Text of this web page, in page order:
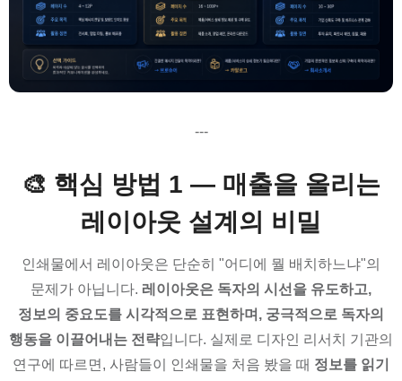
---
🎨 핵심 방법 1 — 매출을 올리는
레이아웃 설계의 비밀
인쇄물에서 레이아웃은 단순히 "어디에 뭘 배치하느냐"의
문제가 아닙니다. 레이아웃은 독자의 시선을 유도하고,
정보의 중요도를 시각적으로 표현하며, 궁극적으로 독자의
행동을 이끌어내는 전략입니다. 실제로 디자인 리서치 기관의
연구에 따르면, 사람들이 인쇄물을 처음 봤을 때 정보를 읽기